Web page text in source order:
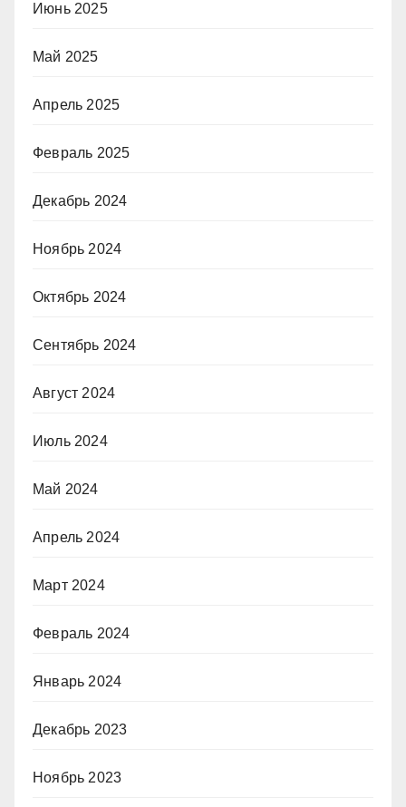
Июнь 2025
Май 2025
Апрель 2025
Февраль 2025
Декабрь 2024
Ноябрь 2024
Октябрь 2024
Сентябрь 2024
Август 2024
Июль 2024
Май 2024
Апрель 2024
Март 2024
Февраль 2024
Январь 2024
Декабрь 2023
Ноябрь 2023